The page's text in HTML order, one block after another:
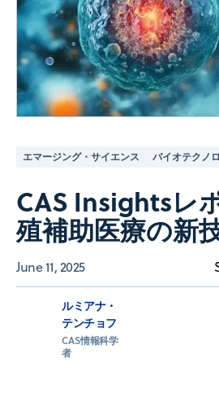
エマージング・サイエンス バイオテクノ
CAS Insightsレ
殖補助医療の新
June 11, 2025
ルミアナ・
テンチョフ
CAS情報科学
者